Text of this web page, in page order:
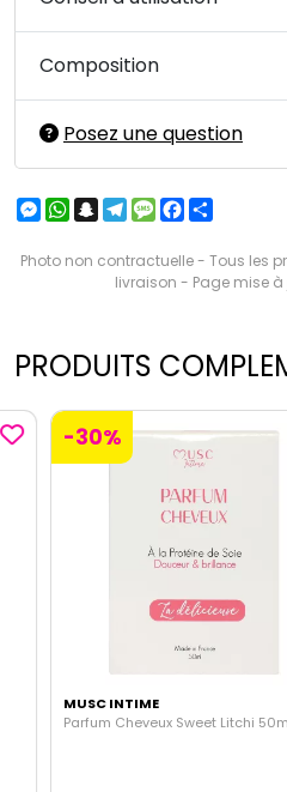
Composition
Posez une question
Messenger
WhatsApp
Snapchat
Telegram
MessageFacebook
Photo non contractuelle - Tous les
livraison - Page mise
PRODUITS
-30%
MUSC INTIME
Parfum Cheveux Sweet Litchi 50ml